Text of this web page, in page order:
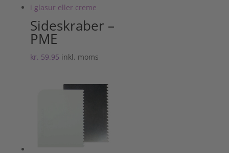
Sideskraber –
PME
kr. 59.95 inkl. moms